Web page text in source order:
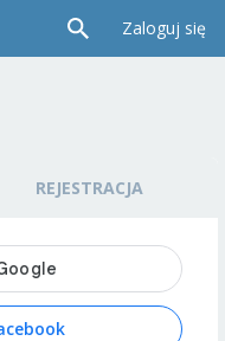
Zaloguj się
REJESTRACJA